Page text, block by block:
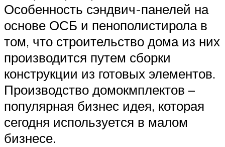
Особенность сэндвич-панелей на
основе ОСБ и пенополистирола в
том, что строительство дома из них
производится путем сборки
конструкции из готовых элементов.
Производство домокмплектов –
популярная бизнес идея, которая
сегодня используется в малом
бизнесе.